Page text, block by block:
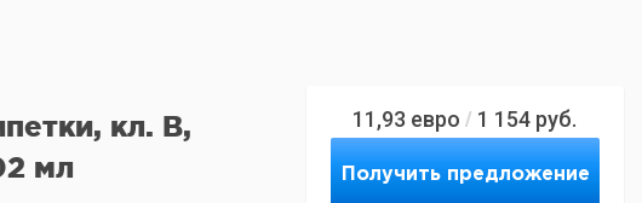
11,93 евро / 1 154 руб.
Получить предложение
кл. B,
мл